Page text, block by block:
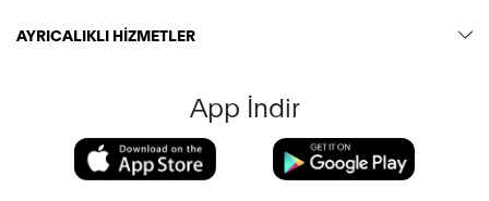
AYRICALIKLI HİZMETLER
App İndir